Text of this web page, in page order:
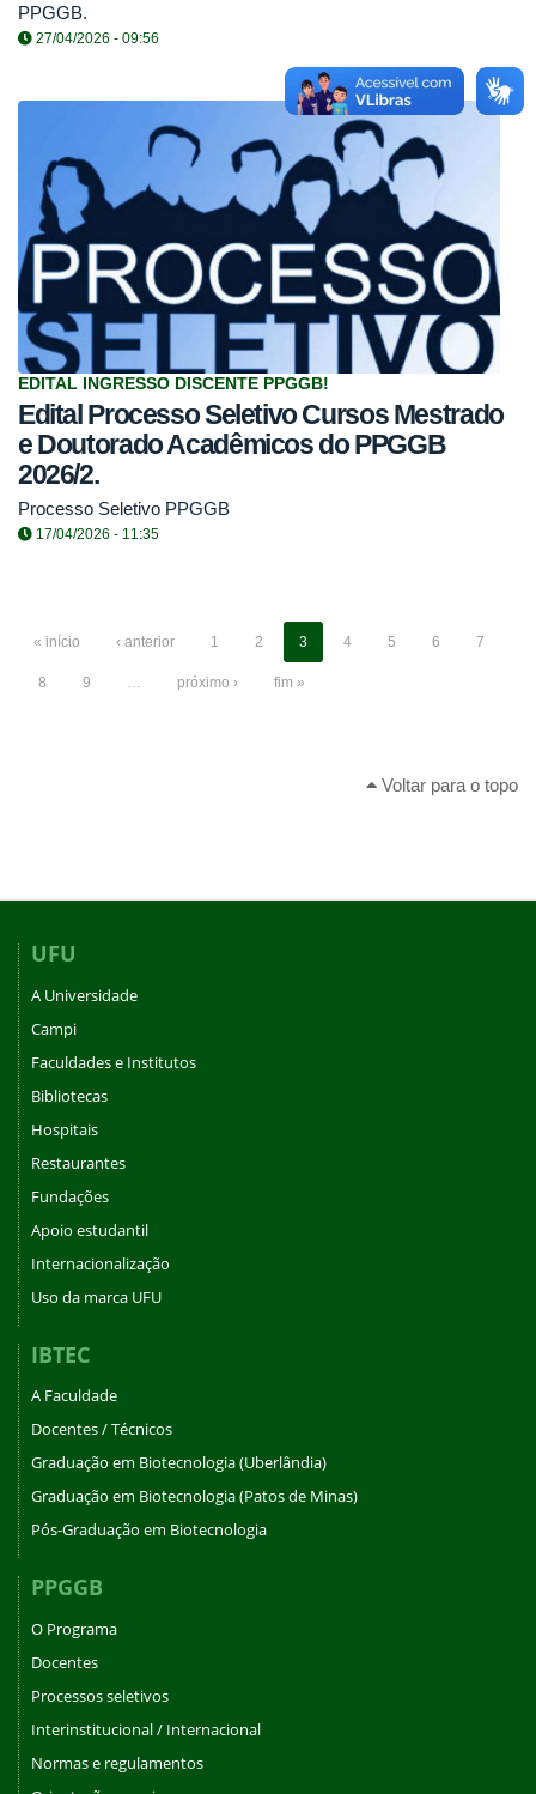
PPGGB.
27/04/2026 - 09:56
EDITAL INGRESSO DISCENTE PPGGB!
Edital Processo Seletivo Cursos Mestrado
e Doutorado Acadêmicos do PPGGB
2026/2.
Processo Seletivo PPGGB
17/04/2026 - 11:35
« início ‹ anterior 1 2 3 4 5 6 7
8 9 … próximo › fim »
Voltar para o topo
UFU
A Universidade
Campi
Faculdades e Institutos
Bibliotecas
Hospitais
Restaurantes
Fundações
Apoio estudantil
Internacionalização
Uso da marca UFU
IBTEC
A Faculdade
Docentes / Técnicos
Graduação em Biotecnologia (Uberlândia)
Graduação em Biotecnologia (Patos de Minas)
Pós-Graduação em Biotecnologia
PPGGB
O Programa
Docentes
Processos seletivos
Interinstitucional / Internacional
Normas e regulamentos